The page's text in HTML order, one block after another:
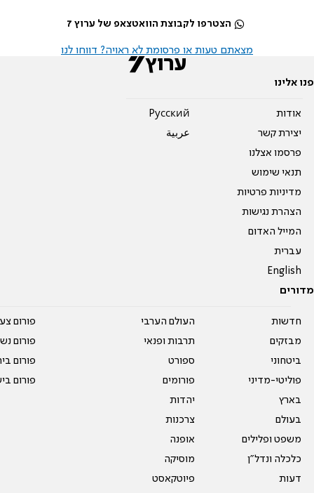
הצטרפו לקבוצת הוואטצאפ של ערוץ 7
מצאתם טעות או פרסומת לא ראויה? דווחו לנו
פנו אלינו
אודות
יצירת קשר
פרסמו אצלנו
תנאי שימוש
מדיניות פרטיות
הצהרת נגישות
המייל האדום
עברית
English
Pусский
عربية
מדורים
חדשות
מבזקים
ביטחוני
פוליטי-מדיני
בארץ
בעולם
משפט ופלילים
כלכלה ונדל"ן
דעות
העולם הערבי
תרבות ופנאי
ספורט
פורומים
יהדות
צרכנות
אופנה
מוסיקה
פיוטקאסט
פורום
פורום
פורום
פורום